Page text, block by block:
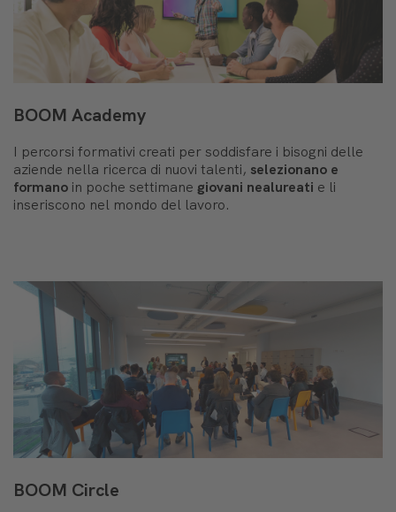
BOOM Academy
I percorsi formativi creati per soddisfare i bisogni delle
aziende nella ricerca di nuovi talenti, selezionano e
formano in poche settimane giovani nealureati e li
inseriscono nel mondo del lavoro.
BOOM Circle